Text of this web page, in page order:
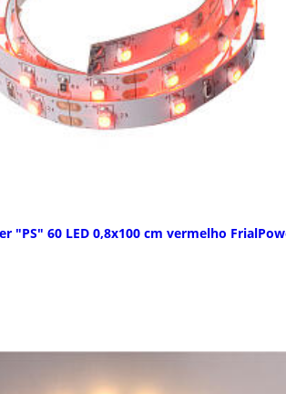
"PS" 60 LED 0,8x100 cm vermelho